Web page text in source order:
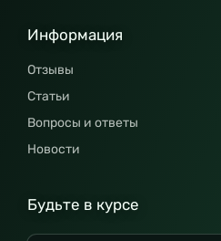
Информация
Отзывы
Статьи
Вопросы и ответы
Новости
Будьте в курсе